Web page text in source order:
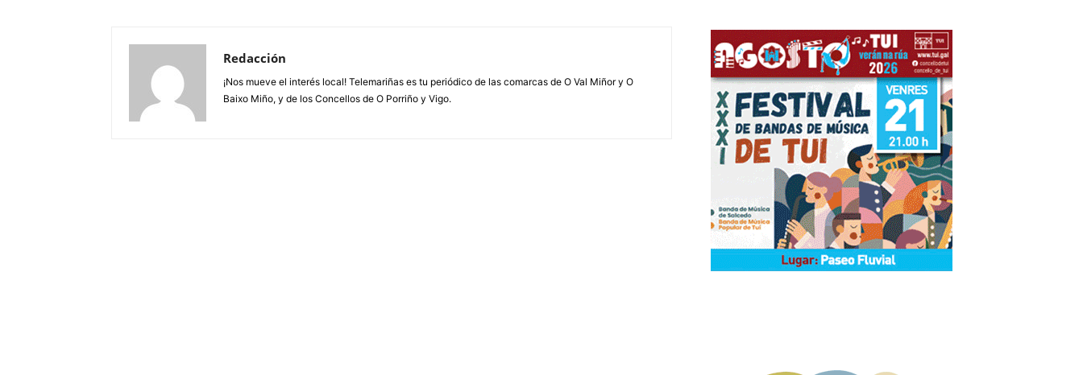
Redacción
¡Nos mueve el interés local! Telemariñas es tu periódico de las comarcas de O Val Miñor y O
Baixo Miño, y de los Concellos de O Porriño y Vigo.